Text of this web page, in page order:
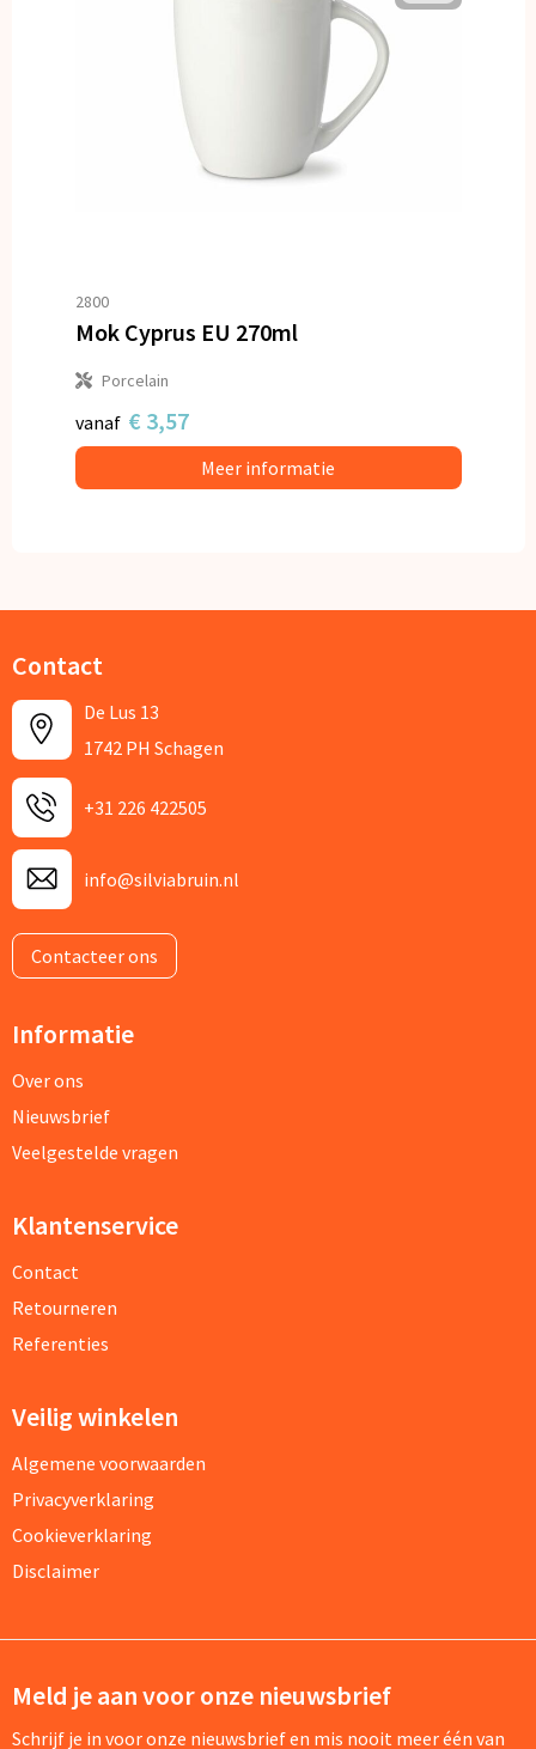
2800
Mok Cyprus EU 270ml
Porcelain
vanaf € 3,57
Meer informatie
Contact
De Lus 13
1742 PH Schagen
+31 226 422505
info@silviabruin.nl
Contacteer ons
Informatie
Over ons
Nieuwsbrief
Veelgestelde vragen
Klantenservice
Contact
Retourneren
Referenties
Veilig winkelen
Algemene voorwaarden
Privacyverklaring
Cookieverklaring
Disclaimer
Meld je aan voor onze nieuwsbrief
Schrijf je in voor onze nieuwsbrief en mis nooit meer één van